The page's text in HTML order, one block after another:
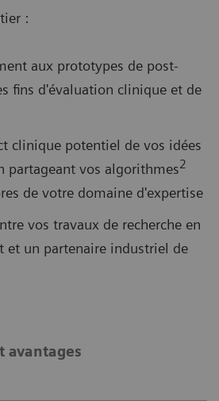
:
aux prototypes de post-
fins d'évaluation clinique et de
clinique potentiel de vos idées
partageant vos algorithmes2
de votre domaine d'expertise
vos travaux de recherche en
et un partenaire industriel de
avantages